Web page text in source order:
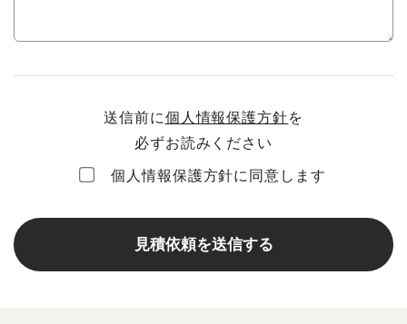
送信前に個人情報保護方針を
必ずお読みください
個人情報保護方針に同意します